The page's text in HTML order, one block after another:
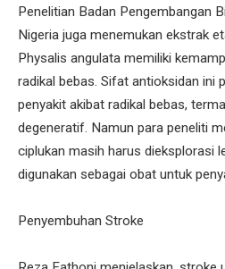
Penelitian Badan Pengembangan
Nigeria juga menemukan ekstrak
Physalis angulata memiliki
radikal bebas. Sifat antioksidan ini
penyakit akibat radikal bebas,
degeneratif. Namun para peneliti
ciplukan masih harus dieksplorasi
digunakan sebagai obat untuk
Penyembuhan Stroke